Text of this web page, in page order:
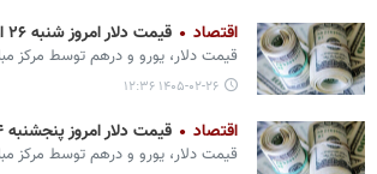
اقتصاد قیمت دلار امروز شنبه ۲۶ اردیبهشت ۱۴۰۵
قیمت دلار، یورو و درهم توسط مرکز
۱۴۰۵-۰۲-۲۶ ۱۲:۳۶
اقتصاد قیمت دلار امروز پنجشنبه ۲۴ اردیبهشت ۱۴۰۵
قیمت دلار، یورو و درهم توسط مرکز